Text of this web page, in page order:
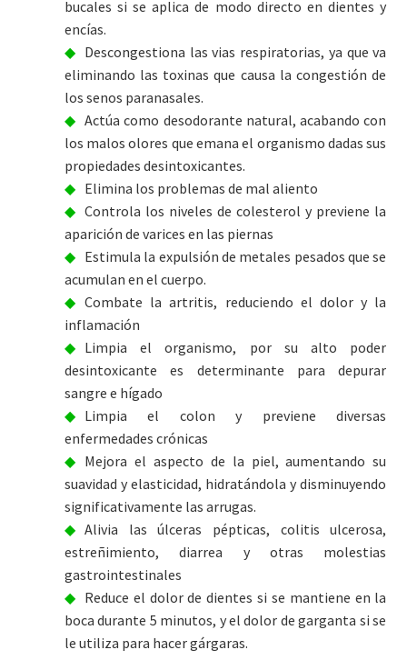
bucales si se aplica de modo directo en dientes y
encías.
Descongestiona las vias respiratorias, ya que va
eliminando las toxinas que causa la congestión de
los senos paranasales.
Actúa como desodorante natural, acabando con
los malos olores que emana el organismo dadas sus
propiedades desintoxicantes.
Elimina los problemas de mal aliento
Controla los niveles de colesterol y previene la
aparición de varices en las piernas
Estimula la expulsión de metales pesados que se
acumulan en el cuerpo.
Combate la artritis, reduciendo el dolor y la
inflamación
Limpia el organismo, por su alto poder
desintoxicante es determinante para depurar
sangre e hígado
Limpia el colon y previene diversas
enfermedades crónicas
Mejora el aspecto de la piel, aumentando su
suavidad y elasticidad, hidratándola y disminuyendo
significativamente las arrugas.
Alivia las úlceras pépticas, colitis ulcerosa,
estreñimiento, diarrea y otras molestias
gastrointestinales
Reduce el dolor de dientes si se mantiene en la
boca durante 5 minutos, y el dolor de garganta si se
le utiliza para hacer gárgaras.